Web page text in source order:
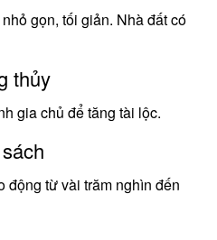
gọn, tối giản. Nhà đất có
thủy
gia chủ để tăng tài lộc.
động từ vài trăm nghìn đến